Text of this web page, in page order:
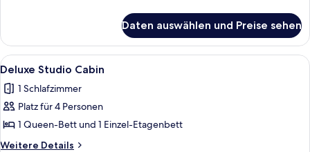
Cabin
anzeigen
Cape
Two
Bedroom
Cabin
Daten auswählen und Preise sehen
Alle
Fotos
für
Deluxe
Studio
Cabin
Ein Hotelzimmer mit Bett, Sofa,
9
Deluxe Studio Cabin
1 Schlafzimmer
Platz für 4 Personen
1 Queen-Bett und 1 Einzel-Etagenbett
Weitere Details
Weitere